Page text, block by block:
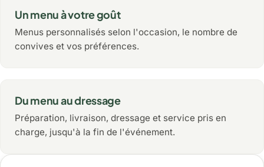
Un menu à votre goût
Menus personnalisés selon l'occasion, le nombre de
convives et vos préférences.
Du menu au dressage
Préparation, livraison, dressage et service pris en
charge, jusqu'à la fin de l'événement.